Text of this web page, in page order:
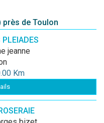
près de Toulon
PLEIADES
jeanne
Km